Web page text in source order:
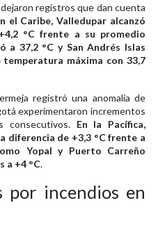
registros que dan cuenta
el Caribe, Valledupar alcanzó
°C frente a su promedio
37,2 °C y San Andrés Islas
máxima con 33,7
registró una anomalía de
experimentaron incrementos
consecutivos. En la Pacífica,
diferencia de +3,3 °C frente a
Yopal y Puerto Carreño
a +4 °C.
por incendios en